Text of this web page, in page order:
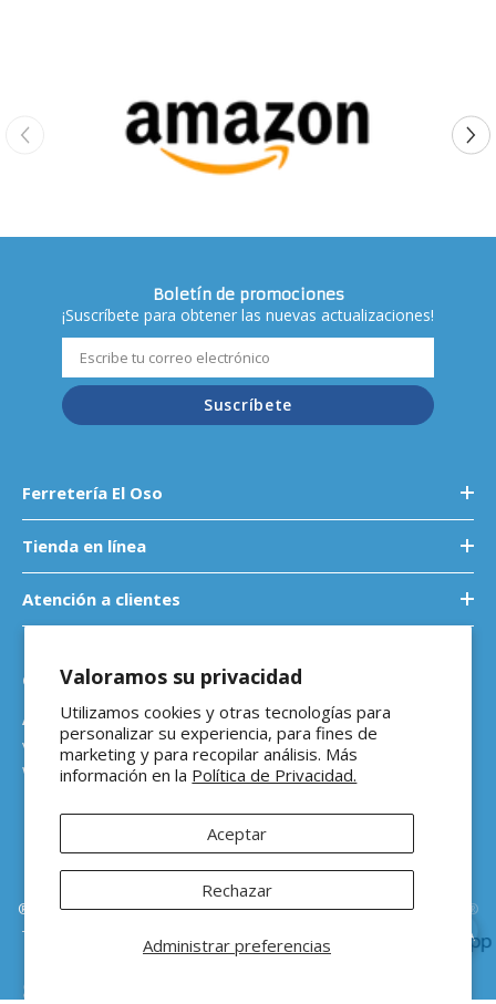
Valoramos su privacidad
Utilizamos cookies y otras tecnologías para
personalizar su experiencia, para fines de
marketing y para recopilar análisis. Más
información en la Política de Privacidad.
Administrar preferencias
Aceptar
Rechazar
Boletín de promociones
¡Suscríbete para obtener las nuevas actualizaciones!
Suscríbete
Ferretería El Oso
Tienda en línea
Atención a clientes
Contáctanos
Atención a empresas
ventasb2b@ferreteriaeloso.mx
WhatsApp: 464 205 4992
®Ferretería El Oso Todos los derechos reservados |Vitamina Online®
Todos los precios de venta sugeridos están en MXN ($) e incluyen IVA